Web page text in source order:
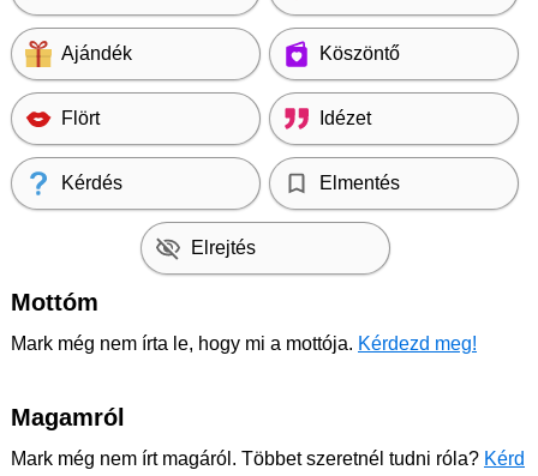
Ajándék Köszöntő
Flört Idézet
Kérdés Elmentés
Elrejtés
Mottóm
Mark még nem írta le, hogy mi a mottója. Kérdezd meg!
Magamról
Mark még nem írt magáról. Többet szeretnél tudni róla? Kérd